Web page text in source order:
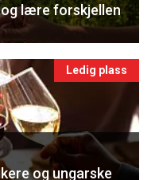
lære forskjellen
Ledig plass
og ungarske